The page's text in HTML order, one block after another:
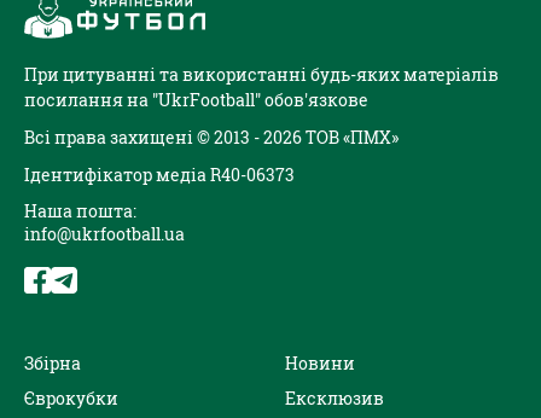
При цитуванні та використанні будь-яких матеріалів
посилання на "UkrFootball" обов'язкове
Всі права захищені © 2013 - 2026 ТОВ «ПМХ»
Ідентифікатор медіа R40-06373
Наша пошта:
info@ukrfootball.ua
Збірна
Єврокубки
Новини
Ексклюзив